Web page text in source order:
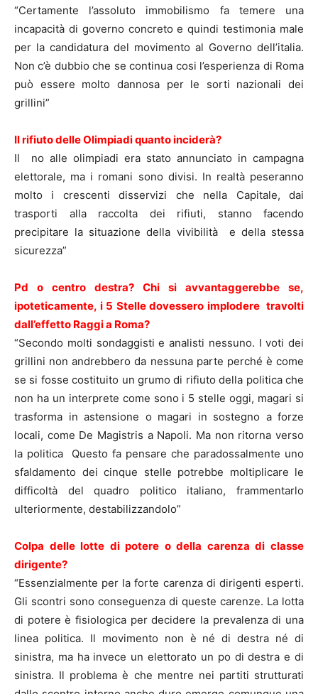
“Certamente l’assoluto immobilismo fa temere una
incapacità di governo concreto e quindi testimonia male
per la candidatura del movimento al Governo dell’italia.
Non c’è dubbio che se continua cosi l’esperienza di Roma
può essere molto dannosa per le sorti nazionali dei
grillini”
Il rifiuto delle Olimpiadi quanto inciderà?
Il no alle olimpiadi era stato annunciato in campagna
elettorale, ma i romani sono divisi. In realtà peseranno
molto i crescenti disservizi che nella Capitale, dai
trasporti alla raccolta dei rifiuti, stanno facendo
precipitare la situazione della vivibilità e della stessa
sicurezza”
Pd o centro destra? Chi si avvantaggerebbe se,
ipoteticamente, i 5 Stelle dovessero implodere travolti
dall’effetto Raggi a Roma?
“Secondo molti sondaggisti e analisti nessuno. I voti dei
grillini non andrebbero da nessuna parte perché è come
se si fosse costituito un grumo di rifiuto della politica che
non ha un interprete come sono i 5 stelle oggi, magari si
trasforma in astensione o magari in sostegno a forze
locali, come De Magistris a Napoli. Ma non ritorna verso
la politica Questo fa pensare che paradossalmente uno
sfaldamento dei cinque stelle potrebbe moltiplicare le
difficoltà del quadro politico italiano, frammentarlo
ulteriormente, destabilizzandolo”
Colpa delle lotte di potere o della carenza di classe
dirigente?
“Essenzialmente per la forte carenza di dirigenti esperti.
Gli scontri sono conseguenza di queste carenze. La lotta
di potere è fisiologica per decidere la prevalenza di una
linea politica. Il movimento non è né di destra né di
sinistra, ma ha invece un elettorato un po di destra e di
sinistra. Il problema è che mentre nei partiti strutturati